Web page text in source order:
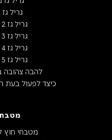
גריל
גריל גז 2 מבערים
גריל גז 3 מבערים
גריל גז 4 מבערים
גריל גז 5 מבערים
להבה צהובה
כיצד לפעול בעת
מטבחי חוץ